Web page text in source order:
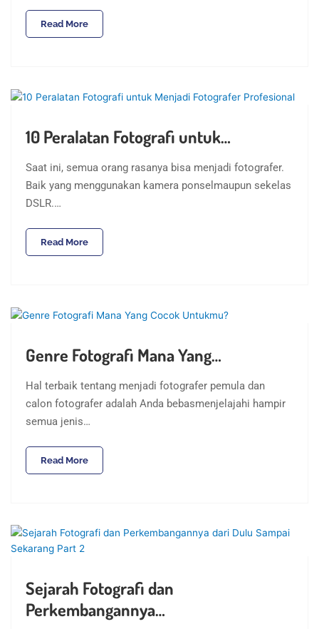
Read More
10 Peralatan Fotografi untuk…
Saat ini, semua orang rasanya bisa menjadi fotografer.
Baik yang menggunakan kamera ponselmaupun sekelas
DSLR.…
Read More
Genre Fotografi Mana Yang…
Hal terbaik tentang menjadi fotografer pemula dan
calon fotografer adalah Anda bebasmenjelajahi hampir
semua jenis…
Read More
Sejarah Fotografi dan
Perkembangannya…